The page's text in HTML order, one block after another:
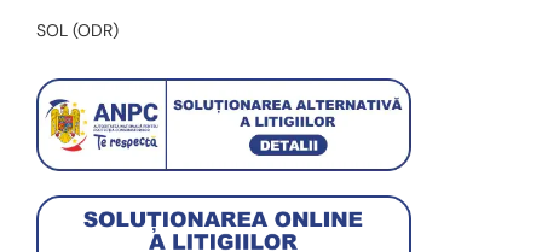
SOL (ODR)